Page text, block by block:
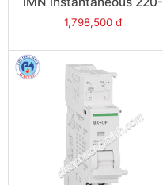
240VAC - Model
1,798,500 đ